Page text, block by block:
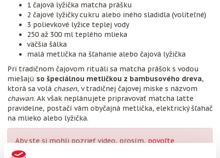
1 čajová lyžička matcha prášku
2 čajové lyžičky cukru alebo iného sladidla (voliteľné)
3 polievkové lyžice teplej vody
250 až 300 ml teplého mlieka
väčšia šálka
malá metlička na šľahanie alebo čajová lyžička
Pri tradičnom čajovom rituáli sa matcha prášok s vodou
miešajú so špeciálnou metličkou z bambusového dreva,
ktorá sa volá chasen, v tradičnej čajovej miske s názvom
chawan. Ak však neplánujete pripravovať matcha latte
pravidelne, postačí vám obyčajná metlička, elektrický šľahač
na mlieko alebo lyžička.
Aby ste si mohli pozrieť video, prosím,povoľte
marketingové cookies